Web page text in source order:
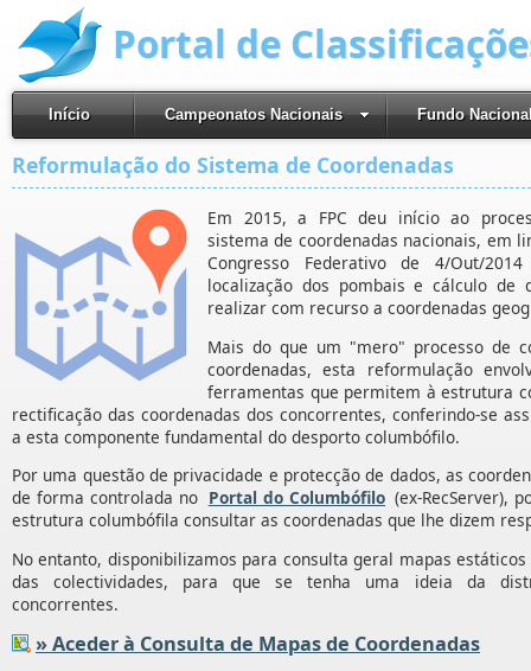
Portal de
Início Campeonatos Nacionais Fundo
Reformulação do Sistema de Coordenadas
Em 2015, a FPC deu início ao
sistema de coordenadas nacionais, em
Congresso Federativo de 4/Out/
localização dos pombais e cálculo de
realizar com recurso a coordenadas
Mais do que um "mero" processo de
coordenadas, esta reformulação
ferramentas que permitem à estrutura
rectificação das coordenadas dos concorrentes, conferindo-se
a esta componente fundamental do desporto columbófilo.
Por uma questão de privacidade e protecção de dados, as
de forma controlada no Portal do Columbófilo (ex-RecServer),
estrutura columbófila consultar as coordenadas que lhe dizem
No entanto, disponibilizamos para consulta geral mapas
das colectividades, para que se tenha uma ideia da
concorrentes.
» Aceder à Consulta de Mapas de Coordenadas